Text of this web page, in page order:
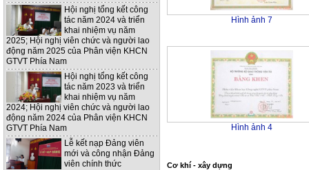
Hội nghị tổng kết công
tác năm 2024 và triển
khai nhiệm vụ năm
2025; Hội nghị viên chức và người lao
động năm 2025 của Phân viện KHCN
GTVT Phía Nam
Hội nghị tổng kết công
tác năm 2023 và triển
khai nhiệm vụ năm
2024; Hội nghị viên chức và người lao
động năm 2024 của Phân viện KHCN
GTVT Phía Nam
Lễ kết nạp Đảng viên
mới và công nhận Đảng
viên chính thức
Hình ảnh 7
Hình ảnh 4
Cơ khí - xây dựng